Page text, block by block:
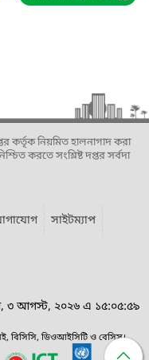
কর্তৃক নিয়মিত হালনাগাদ করা
করতে সংশ্লিষ্ট দপ্তর সর্বদা
সাইটম্যাপ
৩ আগস্ট, ২০২৬ এ ১৫:০৫:৫৯
বিসিসি, ডিওআইসিটি ও বেসিস।